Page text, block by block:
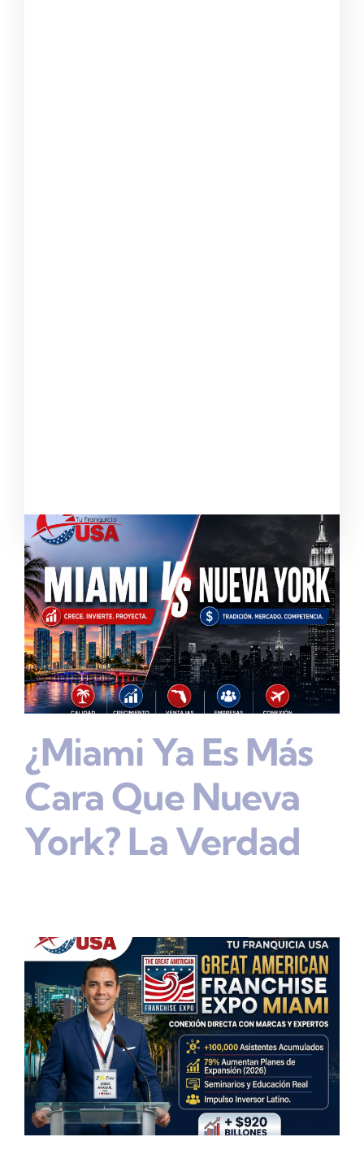
¿Miami Ya Es Más
Cara Que Nueva
York? La Verdad